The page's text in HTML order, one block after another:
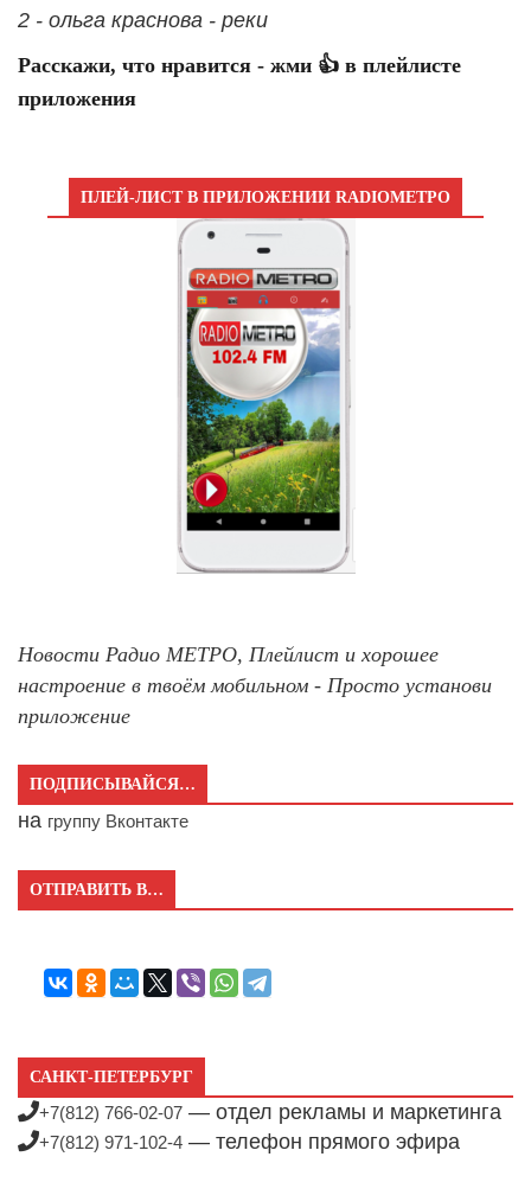
2 - ольга краснова - реки
Расскажи, что нравится - жми 👍 в плейлисте
приложения
ПЛЕЙ-ЛИСТ В ПРИЛОЖЕНИИ RADIOМЕТРО
Новости Радио МЕТРО, Плейлист и хорошее
настроение в твоём мобильном - Просто установи
приложение
ПОДПИСЫВАЙСЯ…
на группу Вконтакте
ОТПРАВИТЬ В…
САНКТ-ПЕТЕРБУРГ
+7(812) 766-02-07 — отдел рекламы и маркетинга
+7(812) 971-102-4 — телефон прямого эфира